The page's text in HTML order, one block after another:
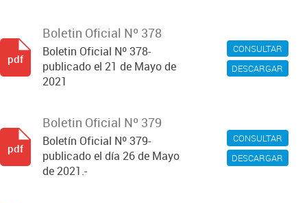
CONSULTAR
DESCARGAR
Boletin Oficial Nº 378
Boletin Oficial Nº 378-
publicado el 21 de Mayo de
2021
pdf
CONSULTAR
DESCARGAR
Boletin Oficial Nº 379
Boletín Oficial Nº 379-
publicado el día 26 de Mayo
de 2021.-
pdf